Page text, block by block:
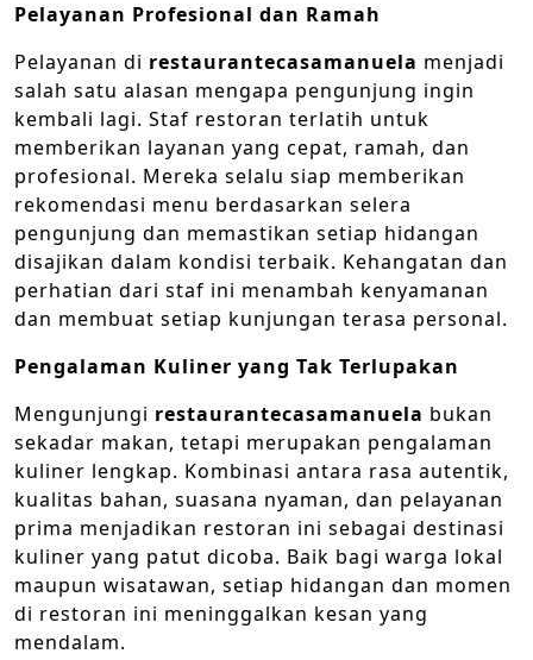
Pelayanan Profesional dan Ramah
Pelayanan di restaurantecasamanuela menjadi
salah satu alasan mengapa pengunjung ingin
kembali lagi. Staf restoran terlatih untuk
memberikan layanan yang cepat, ramah, dan
profesional. Mereka selalu siap memberikan
rekomendasi menu berdasarkan selera
pengunjung dan memastikan setiap hidangan
disajikan dalam kondisi terbaik. Kehangatan dan
perhatian dari staf ini menambah kenyamanan
dan membuat setiap kunjungan terasa personal.
Pengalaman Kuliner yang Tak Terlupakan
Mengunjungi restaurantecasamanuela bukan
sekadar makan, tetapi merupakan pengalaman
kuliner lengkap. Kombinasi antara rasa autentik,
kualitas bahan, suasana nyaman, dan pelayanan
prima menjadikan restoran ini sebagai destinasi
kuliner yang patut dicoba. Baik bagi warga lokal
maupun wisatawan, setiap hidangan dan momen
di restoran ini meninggalkan kesan yang
mendalam.